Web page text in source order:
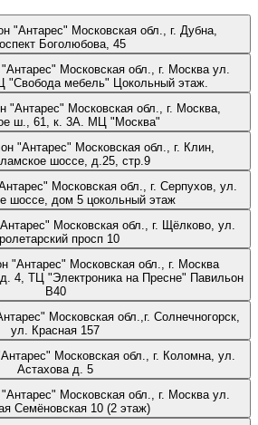
"Антарес" Московская обл., г. Дубна,
Боголюбова, 45
Московская обл., г. Москва ул.
"Свобода мебель" Цокольный этаж.
"Антарес" Московская обл., г. Москва,
ш., 61, к. 3А. МЦ "Москва"
"Антарес" Московская обл., г. Клин,
шоссе, д.25, стр.9
Московская обл., г. Серпухов, ул.
шоссе, дом 5 цокольный этаж
Московская обл., г. Щёлково, ул.
просп 10
"Антарес" Московская обл., г. Москва
4, ТЦ "Электроника на Пресне" Павильон
B40
Московская обл.,г. Солнечногорск,
ул. Красная 157
Московская обл., г. Коломна, ул.
Астахова д. 5
Московская обл., г. Москва ул.
Семёновская 10 (2 этаж)